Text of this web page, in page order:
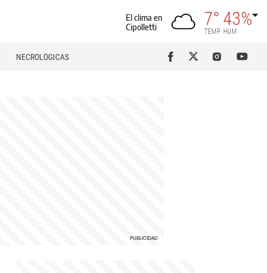
El clima en
Cipolletti
7°
TEMP
43%
HUM
NECROLÓGICAS